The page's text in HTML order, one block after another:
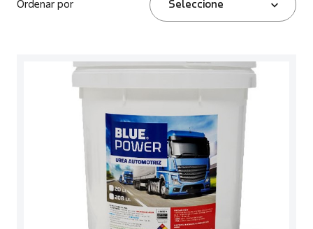
Ordenar por Seleccione